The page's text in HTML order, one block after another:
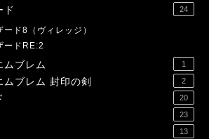
ド 24
ード8（ヴィレッジ）
ードRE:2
ムブレム 1
ムブレム 封印の剣 2
20
23
13